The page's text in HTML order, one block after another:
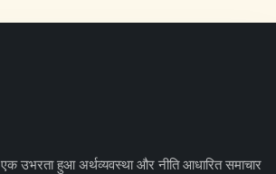
एक उभरता हुआ अर्थव्यवस्था और नीति आधारित समाचार